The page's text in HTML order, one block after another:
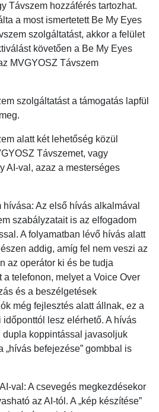
Távszem hozzáférés tartozhat.
a most ismertetett Be My Eyes
szolgáltatást, akkor a felület
követően a Be My Eyes
MVGYOSZ Távszem
szolgáltatást a támogatás lapfül
alatt két lehetőség közül
Távszemet, vagy
AI-val, azaz a mesterséges
Az első hívás alkalmával
szabályzatait is az elfogadom
A folyamatban lévő hívás alatt
addig, amíg fel nem veszi az
az operátor ki és be tudja
a telefonon, melyet a Voice Over
és a beszélgetések
még fejlesztés alatt állnak, ez a
időponttól lesz elérhető. A hívás
dupla koppintással javasoljuk
„hívás befejezése” gombbal is
val: A csevegés megkezdésekor
az AI-tól. A „kép készítése”